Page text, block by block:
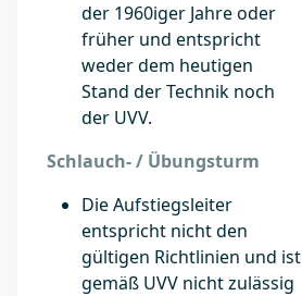
der 1960iger Jahre oder
früher und entspricht
weder dem heutigen
Stand der Technik noch
der UVV.
Schlauch- / Übungsturm
Die Aufstiegsleiter
entspricht nicht den
gültigen Richtlinien und ist
gemäß UVV nicht zulässig